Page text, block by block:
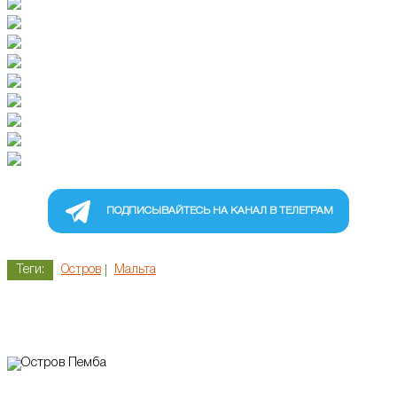
ПОДПИСЫВАЙТЕСЬ НА КАНАЛ В ТЕЛЕГРАМ
Теги: Остров Мальта